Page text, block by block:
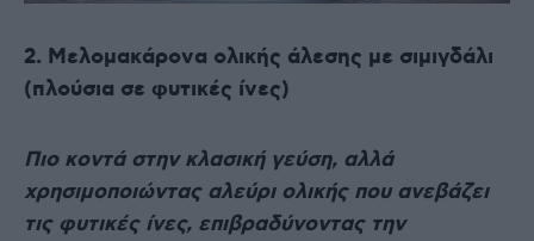
2. Μελομακάρονα ολικής άλεσης με σιμιγδάλι
(πλούσια σε φυτικές ίνες)
Πιο κοντά στην κλασική γεύση, αλλά
χρησιμοποιώντας αλεύρι ολικής που ανεβάζει
τις φυτικές ίνες, επιβραδύνοντας την